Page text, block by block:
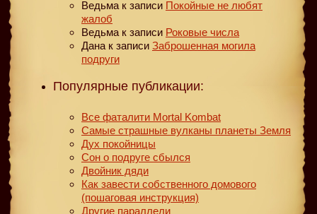
Ведьма к записи Покойные не любят
жалоб
Ведьма к записи Роковые числа
Дана к записи Заброшенная могила
подруги
Популярные публикации:
Все фаталити Mortal Kombat
Самые страшные вулканы планеты Земля
Дух покойницы
Сон о подруге сбылся
Двойник дяди
Как завести собственного домового
(пошаговая инструкция)
Другие параллели